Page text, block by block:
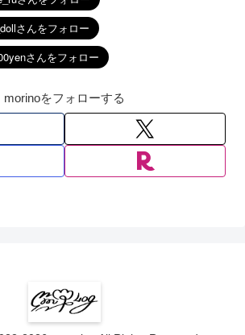
morinoをフォローする